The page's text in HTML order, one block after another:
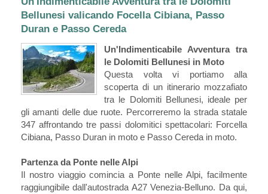
Bellunesi valicando Focella Cibiana, Passo
Duran e Passo Cereda
Un'Indimenticabile Avventura tra
le Dolomiti Bellunesi in Moto
Questa volta vi portiamo alla
scoperta di un itinerario mozzafiato
tra le Dolomiti Bellunesi, ideale per
gli amanti delle due ruote. Percorreremo la strada statale
347 affrontando tre passi dolomitici spettacolari: Forcella
Cibiana, Passo Duran in moto e Passo Cereda in moto.
Partenza da Ponte nelle Alpi
Il nostro viaggio comincia a Ponte nelle Alpi, facilmente
raggiungibile dall'autostrada A27 Venezia-Belluno. Da qui,